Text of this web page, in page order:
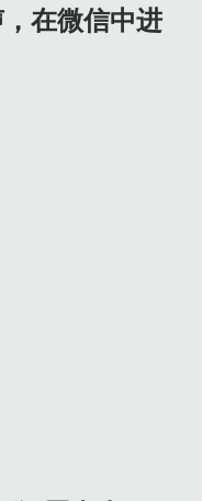
在微信中进